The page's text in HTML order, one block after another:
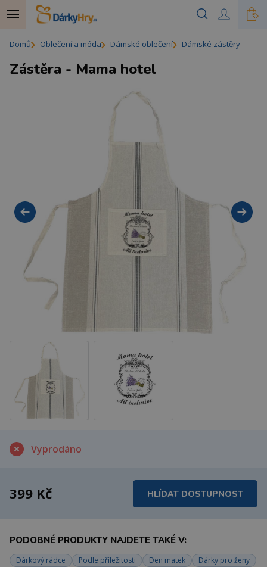
Domů Oblečení a móda Dámské oblečení Dámské zástěry
Vyprodáno
399 Kč HLÍDAT DOSTUPNOST
PODOBNÉ PRODUKTY NAJDETE TAKÉ V:
Dárkový rádce Podle příležitosti Den matek
Dárky pro ženy
Zástěra - Mama hotel